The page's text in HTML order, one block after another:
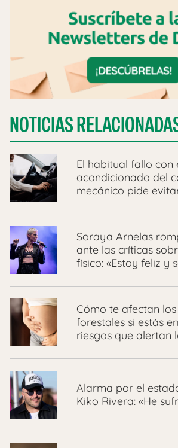
NOTICIAS
El habitual fallo con
acondicionado del
mecánico pide
Soraya Arnelas
ante las críticas
físico: «Estoy feliz y
Cómo te afectan
forestales si estás
riesgos que alertan
Alarma por el
Kiko Rivera: «He